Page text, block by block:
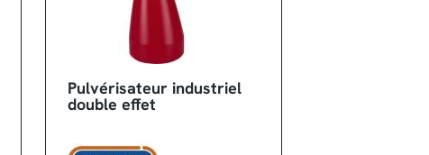
Pulvérisateur industriel
double effet